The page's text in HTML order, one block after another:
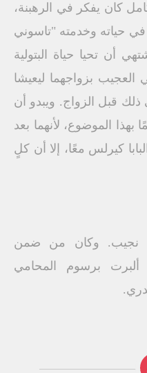
كان يفكر في الرهبنة،
في حياته وخدمته "تاسوني
أن تحيا حياة البتولية
العجيب بزواجهما ليعيشا
ذلك قبل الزواج. ويبدو أن
بهذا الموضوع، لأنهما بعد
كيرلس معًا، إلا أن كلٍ
وكان من ضمن
ألبرت برسوم المحامي